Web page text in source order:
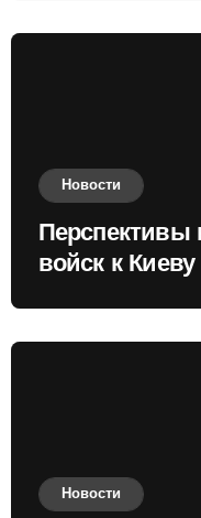
Новости
Перспективы
войск к
Новости